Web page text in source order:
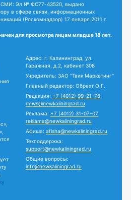
СМИ: Эл № ФС77-43520, выдано
в сфере связи, информационных
(Роскомнадзор) 17 января 2011 г.
для просмотра лицам младше 18 лет.
Адрес: г. Калининград, ул.
Гаражная, д.2, кабинет 308
Учредитель: ЗАО "Твик Маркетинг"
Главный редактор: Обрехт О.Г.
Редакция: +7 (4012) 99-21-76
news@newkaliningrad.ru
Реклама: +7 (4012) 31-07-07
reklama@newkaliningrad.ru
Афиша: afisha@newkaliningrad.ru
Техподдержка:
support@newkaliningrad.ru
Общие вопросы:
info@newkaliningrad.ru